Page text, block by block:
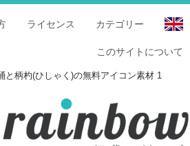
カテゴリー
ライセンス
このサイトについて
と柄杓(ひしゃく)の無料アイコン素材 1